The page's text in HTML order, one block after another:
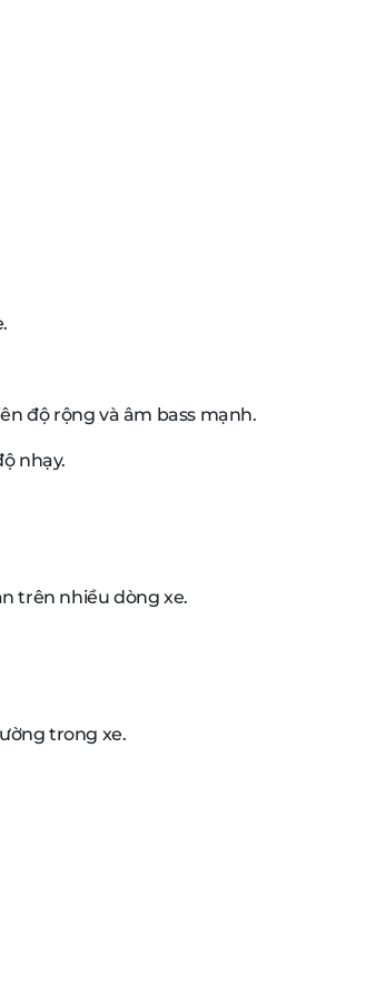
độ rộng và âm bass mạnh.
nhạy.
trên nhiều dòng xe.
trong xe.